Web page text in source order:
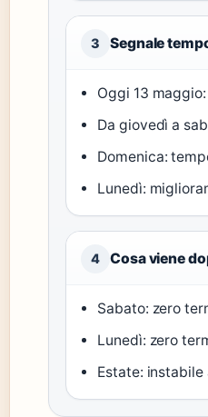
3 Segnale
Oggi 13
Da giovedì a
Domenica:
Lunedì:
4 Cosa viene
Sabato: zero
Lunedì: zero
Estate: